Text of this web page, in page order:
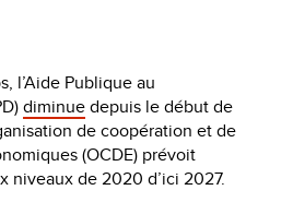
l’Aide Publique au
diminuedepuis le début de
de coopération et de
(OCDE) prévoit
niveaux de 2020 d’ici 2027.